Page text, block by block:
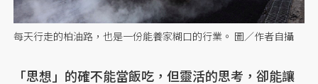
每天行走的柏油路，也是一份能養家糊口的行業。 圖／作者自攝
「思想」的確不能當飯吃，但靈活的思考，卻能讓